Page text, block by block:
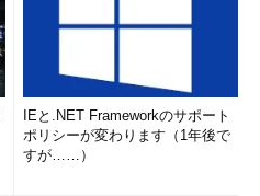
IEと.NET Frameworkのサポート
ポリシーが変わります（1年後で
すが……）